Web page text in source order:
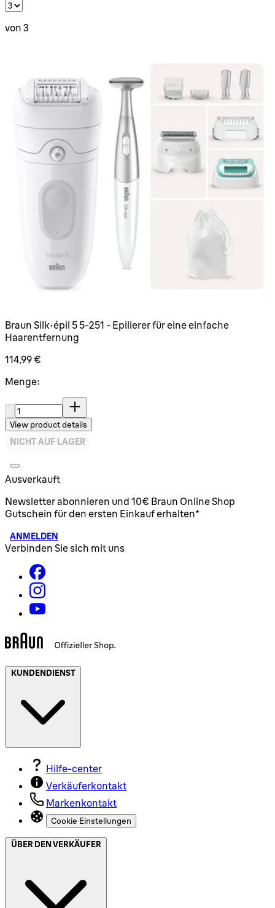
von 3
Braun Silk-épil 5 5-251 - Epilierer für eine einfache
Haarentfernung
114,99 €
Menge:
Menge:
View product details
NICHT AUF LAGER
Ausverkauft
Newsletter abonnieren und 10€ Braun Online Shop
Gutschein für den ersten Einkauf erhalten*
ANMELDEN
Verbinden Sie sich mit uns
KUNDENDIENST
Hilfe-center
Verkäuferkontakt
Markenkontakt
Cookie Einstellungen
ÜBER DEN VERKÄUFER